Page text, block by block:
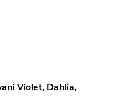
Violet, Dahlia,